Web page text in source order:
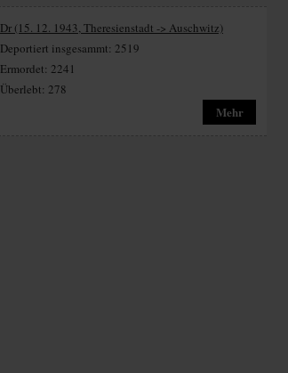
Dr (15. 12. 1943, Theresienstadt -> Auschwitz)
Deportiert insgesammt: 2519
Ermordet: 2241
Überlebt: 278
Mehr